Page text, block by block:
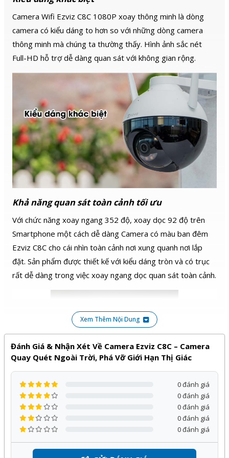
Camera Wifi Ezviz C8C 1080P xoay thông minh là dòng
camera có kiểu dáng to hơn so với những dòng camera
thông minh mà chúng ta thường thấy. Hình ảnh sắc nét
Full-HD hỗ trợ dễ dàng quan sát với không gian rộng.
Khả năng quan sát toàn cảnh tối ưu
Với chức năng xoay ngang 352 độ, xoay dọc 92 độ trên
Smartphone một cách dễ dàng Camera có màu ban đêm
Ezviz C8C cho cái nhìn toàn cảnh nơi xung quanh nơi lắp
đặt. Sản phẩm được thiết kế với kiểu dáng tròn và có trục
rất dễ dàng trong việc xoay ngang dọc quan sát toàn cảnh.
Chế độ hồng ngoại xem có màu ban đêm hiện
đại
Camera Ezviz C8C
hỗ trợ người dùng có thể quan sát vào
ban đêm với 3 chế độ xem gồm:
đêm.
Xem Thêm Nội Dung
Đánh Giá & Nhận Xét Về Camera Ezviz C8C – Camera
Quay Quét Ngoài Trời, Phá Vỡ Giới Hạn Thị Giác
0 đánh giá
0 đánh giá
0 đánh giá
0 đánh giá
0 đánh giá